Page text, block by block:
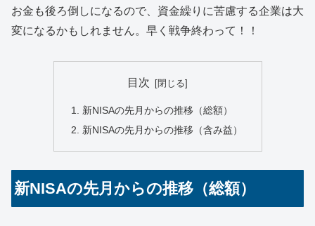
お金も後ろ倒しになるので、資金繰りに苦慮する企業は大
変になるかもしれません。早く戦争終わって！！
目次
新NISAの先月からの推移（総額）
新NISAの先月からの推移（含み益）
新NISAの先月からの推移（総額）